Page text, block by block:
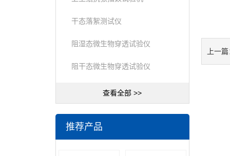
干态落絮测试仪
阻湿态微生物穿透试验仪
阻干态微生物穿透试验仪
查看全部 >>
推荐产品
上一